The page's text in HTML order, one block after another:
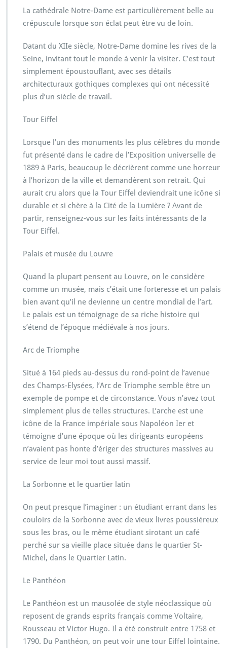
e
s
i
t
r
d
e
P
r
i
s
La cathédrale Notre-Dame est particulièrement belle au
crépuscule lorsque son éclat peut être vu de loin.
Datant du XIIe siècle, Notre-Dame domine les rives de la
Seine, invitant tout le monde à venir la visiter. C’est tout
simplement époustouflant, avec ses détails
architecturaux gothiques complexes qui ont nécessité
plus d’un siècle de travail.
Tour Eiffel
Lorsque l’un des monuments les plus célèbres du monde
fut présenté dans le cadre de l’Exposition universelle de
1889 à Paris, beaucoup le décrièrent comme une horreur
à l’horizon de la ville et demandèrent son retrait. Qui
aurait cru alors que la Tour Eiffel deviendrait une icône si
durable et si chère à la Cité de la Lumière ? Avant de
partir, renseignez-vous sur les faits intéressants de la
Tour Eiffel.
Palais et musée du Louvre
Quand la plupart pensent au Louvre, on le considère
comme un musée, mais c’était une forteresse et un palais
bien avant qu’il ne devienne un centre mondial de l’art.
Le palais est un témoignage de sa riche histoire qui
s’étend de l’époque médiévale à nos jours.
Arc de Triomphe
Situé à 164 pieds au-dessus du rond-point de l’avenue
des Champs-Elysées, l’Arc de Triomphe semble être un
exemple de pompe et de circonstance. Vous n’avez tout
simplement plus de telles structures. L’arche est une
icône de la France impériale sous Napoléon Ier et
témoigne d’une époque où les dirigeants européens
n’avaient pas honte d’ériger des structures massives au
service de leur moi tout aussi massif.
La Sorbonne et le quartier latin
On peut presque l’imaginer : un étudiant errant dans les
couloirs de la Sorbonne avec de vieux livres poussiéreux
sous les bras, ou le même étudiant sirotant un café
perché sur sa vieille place située dans le quartier St-
Michel, dans le Quartier Latin.
Le Panthéon
Le Panthéon est un mausolée de style néoclassique où
reposent de grands esprits français comme Voltaire,
Rousseau et Victor Hugo. Il a été construit entre 1758 et
1790. Du Panthéon, on peut voir une tour Eiffel lointaine.